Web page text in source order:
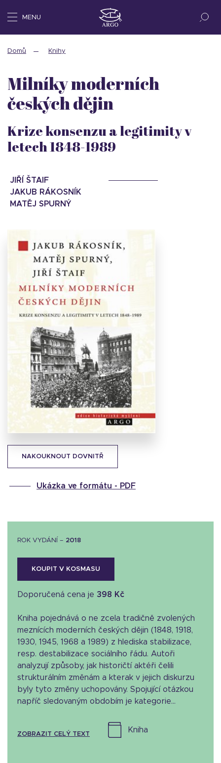
MENU
Domů Knihy
NAKOUKNOUT DOVNITŘ
Ukázka ve formátu - PDF
Milníky moderních
českých dějin
Krize konsenzu a legitimity v
letech 1848-1989
JIŘÍ ŠTAIF
JAKUB RÁKOSNÍK
MATĚJ SPURNÝ
ROK VYDÁNÍ – 2018
KOUPIT V KOSMASU
Doporučená cena je 398 Kč
Kniha pojednává o ne zcela tradičně zvolených
meznících moderních českých dějin (1848, 1918,
1930, 1945, 1968 a 1989) z hlediska stabilizace,
resp. destabilizace sociálního řádu. Autoři
analyzují způsoby, jak historičtí aktéři čelili
strukturálním změnám a kterak v jejich diskurzu
byly tyto změny uchopovány. Spojující otázkou
napříč sledovaným obdobím je kategorie...
ZOBRAZIT CELÝ TEXT
kniha